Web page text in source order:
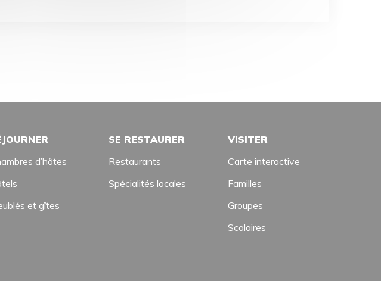
d’hôtes
et gîtes
SE RESTAURER
Restaurants
Spécialités locales
VISITER
Carte interactive
Familles
Groupes
Scolaires